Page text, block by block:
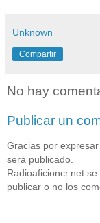
Unknown
Compartir
No hay
Publicar un
Gracias por
será publicado.
Radioaficioncr.net
publicar o no los